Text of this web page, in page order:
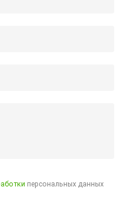
персональных данных